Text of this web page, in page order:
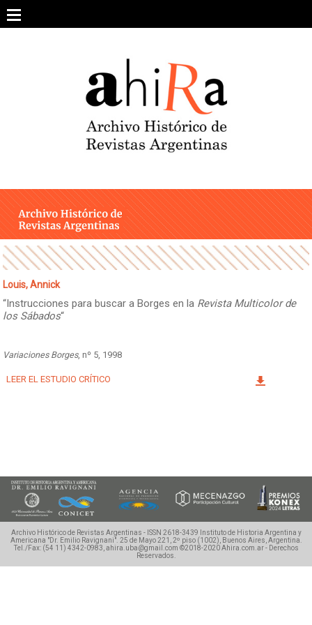
content
ARCHIVO DE REVISTAS
ESTUDIOS CRÍTICOS
INTEGRANTES
AHIRA EN LOS MEDIOS
CONTACTO
Facebook
Instagram
Twitter
Mail
Louis, Annick
“Instrucciones para buscar a Borges en la Revista Multicolor de
los Sábados“
Variaciones Borges, nº 5, 1998
LEER EL ESTUDIO CRÍTICO
Archivo Histórico de Revistas Argentinas - ISSN 2618-3439
Instituto de Historia Argentina y
Americana "Dr. Emilio Ravignani". 25 de Mayo 221, 2º piso (1002), Buenos Aires, Argentina.
Tel./Fax: (54 11) 4342-0983, ahira.uba@gmail.com ©2018-2020 Ahira.com.ar - Derechos
Reservados.